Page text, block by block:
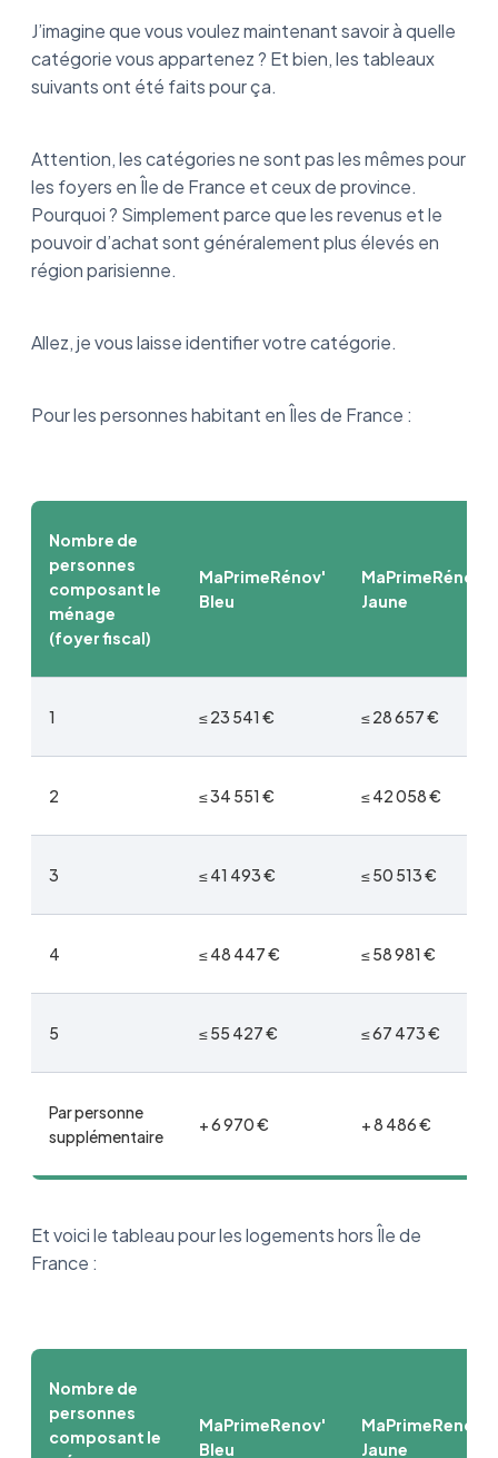
J’imagine que vous voulez maintenant savoir à quelle
catégorie vous appartenez ? Et bien, les tableaux
suivants ont été faits pour ça.
Attention, les catégories ne sont pas les mêmes pour
les foyers en Île de France et ceux de province.
Pourquoi ? Simplement parce que les revenus et le
pouvoir d’achat sont généralement plus élevés en
région parisienne.
Allez, je vous laisse identifier votre catégorie.
Pour les personnes habitant en Îles de France :
Nombre de
personnes
composant le
ménage
(foyer fiscal)
MaPrimeRénov'
Bleu
MaPrimeRénov'
Jaune
1 ≤ 23 541 € ≤ 28 657 €
2 ≤ 34 551 € ≤ 42 058 €
3 ≤ 41 493 € ≤ 50 513 €
4 ≤ 48 447 € ≤ 58 981 €
5 ≤ 55 427 € ≤ 67 473 €
Par personne
supplémentaire
+ 6 970 € + 8 486 €
Et voici le tableau pour les logements hors Île de
France :
Nombre de
personnes
composant le
MaPrimeRenov'
Bleu
MaPrimeRenov'
Jaune